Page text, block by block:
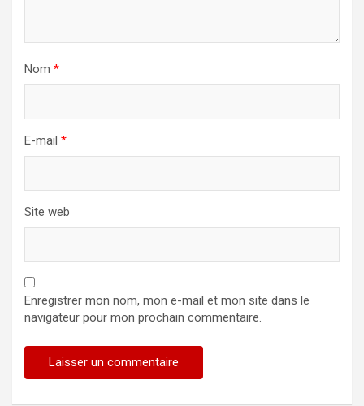
Nom *
E-mail *
Site web
Enregistrer mon nom, mon e-mail et mon site dans le
navigateur pour mon prochain commentaire.